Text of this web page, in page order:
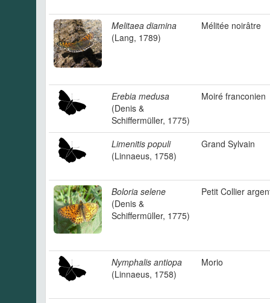
Melitaea diamina
(Lang, 1789)
Mélitée noirâtre
Erebia medusa
(Denis &
Schiffermüller, 1775)
Moiré franconien
Limenitis populi
(Linnaeus, 1758)
Grand Sylvain
Boloria selene
(Denis &
Schiffermüller, 1775)
Petit Collier
Nymphalis antiopa
(Linnaeus, 1758)
Morio